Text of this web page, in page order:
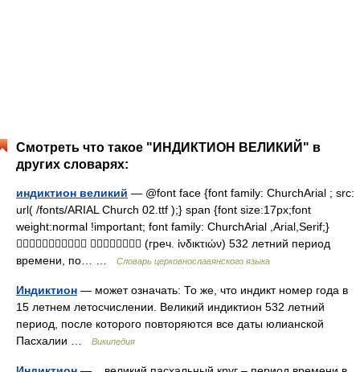
Смотреть что такое "ИНДИКТИОН ВЕЛИКИЙ" в
других словарях:
индиктион великий — @font face {font family: ChurchArial ; src:
url( /fonts/ARIAL Church 02.ttf );} span {font size:17px;font
weight:normal !important; font family: ChurchArial ,Arial,Serif;}
  (греч. ἰνδικτιών) 532 летний период
времени, по… …
Словарь церковнославянского языка
Индиктион — может означать: То же, что индикт номер года в
15 летнем летосчислении. Великий индиктион 532 летний
период, после которого повторяются все даты юлианской
Пасхалии …
Википедия